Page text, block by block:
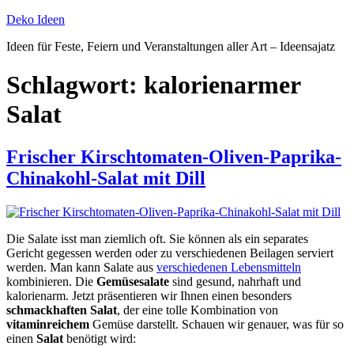
Zum
springen
Deko Ideen
Ideen für Feste, Feiern und Veranstaltungen aller Art – Ideensajatz
Schlagwort: kalorienarmer
Salat
Frischer Kirschtomaten-Oliven-Paprika-
Chinakohl-Salat mit Dill
Die Salate isst man ziemlich oft. Sie können als ein separates
Gericht gegessen werden oder zu verschiedenen Beilagen serviert
werden. Man kann Salate aus verschiedenen Lebensmitteln
kombinieren. Die Gemüsesalate sind gesund, nahrhaft und
kalorienarm. Jetzt präsentieren wir Ihnen einen besonders
schmackhaften Salat, der eine tolle Kombination von
vitaminreichem Gemüse darstellt. Schauen wir genauer, was für so
einen Salat benötigt wird: